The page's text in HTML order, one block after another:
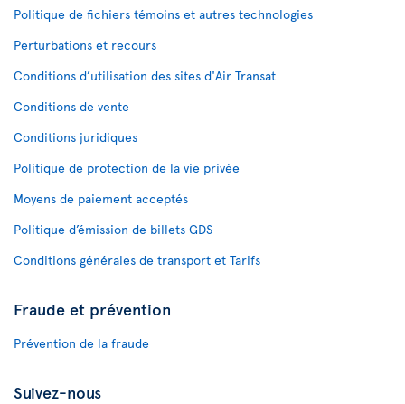
Politique de fichiers témoins et autres technologies
Perturbations et recours
Conditions d’utilisation des sites d'Air Transat
Conditions de vente
Conditions juridiques
Politique de protection de la vie privée
Moyens de paiement acceptés
Politique d’émission de billets GDS
Conditions générales de transport et Tarifs
Fraude et prévention
Prévention de la fraude
Suivez-nous